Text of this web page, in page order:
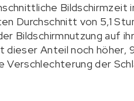
Bildschirmzeit
Durchschnitt von 5,1
Bildschirmnutzung auf
Anteil noch höher,
Verschlechterung der